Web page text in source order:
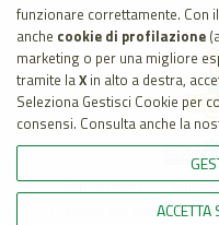
Dati Societari
funzionare correttamente. Con
anche cookie di profilazione
marketing o per una migliore
tramite laX in alto a destra,
Seleziona Gestisci Cookie per
consensi. Consulta anche la
ACCETTA